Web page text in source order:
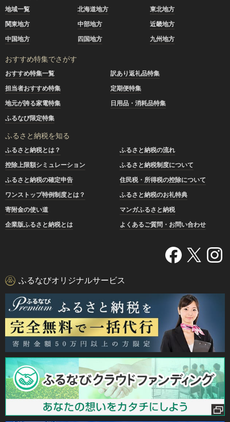
地域一覧 北海道地方
東北地方
関東地方
中部地方
近畿地方
中国地方
四国地方 九州地方
おすすめ特集でさがす
おすすめ特集一覧
訳あり返礼品特集
担当者おすすめ特集
定期便特集
地元が誇る家電特集
日用品・消耗品特集
ふるなび限定特集
ふるさと納税を知る
ふるさと納税とは？
ふるさと納税の流れ
控除上限額シミュレーション
ふるさと納税制度について
ふるさと納税の確定申告
住民税・所得税の控除について
ワンストップ特例制度とは？
ふるさと納税のお礼特典
寄附金の使い道
マンガふるさと納税
企業版ふるさと納税とは
よくあるご質問・お問い合わせ
ふるなびオリジナルサービス